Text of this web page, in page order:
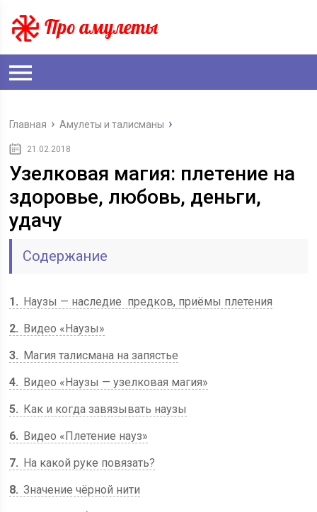
Главная Амулеты и талисманы
21.02.2018
Узелковая магия: плетение на
здоровье, любовь, деньги,
удачу
Содержание
1
Наузы — наследие предков, приёмы плетения
2
Видео «Наузы»
3
Магия талисмана на запястье
4
Видео «Наузы — узелковая магия»
5
Как и когда завязывать наузы
6
Видео «Плетение науз»
7
На какой руке повязать?
8 Значение чёрной нити